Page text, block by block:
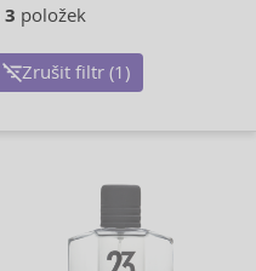
3 položek
Zrušit filtr (1)